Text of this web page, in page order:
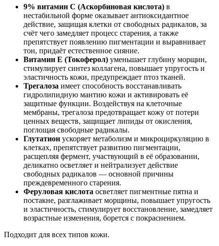
9% витамин С (Аскорбиновая кислота) в
нестабильной форме оказывает антиоксидантное
действие, защищая клетки от свободных радикалов, за
счёт чего замедляет процесс старения, а также
препятствует появлению пигментации и выравнивает
тон, придаёт естественное сияние.
Витамин Е (Токоферол) уменьшает глубину морщин,
стимулирует синтез коллагена, повышает упругость и
эластичность кожи, предупреждает птоз тканей.
Трегалоза имеет способность восстанавливать
гидролипидную мантию кожи и активировать её
защитные функции. Воздействуя на клеточные
мембраны, трегалоза предотвращает кожу от потери
ценных веществ, защищает липиды от окисления,
поглощая свободные радикалы.
Глутатион ускоряет метаболизм и микроциркуляцию в
клетках, препятствует развитию пигментации,
расщепляя фермент, участвующий в её образовании,
деликатно осветляет и нейтрализует действие
свободных радикалов — основной причины
преждевременного старения.
Феруловая кислота осветляет пигментные пятна и
постакне, разглаживает морщины, повышает упругость
и эластичность, стимулирует восстановление, замедляет
возрастные изменения, борется с покраснением.
Подходит для всех типов кожи.